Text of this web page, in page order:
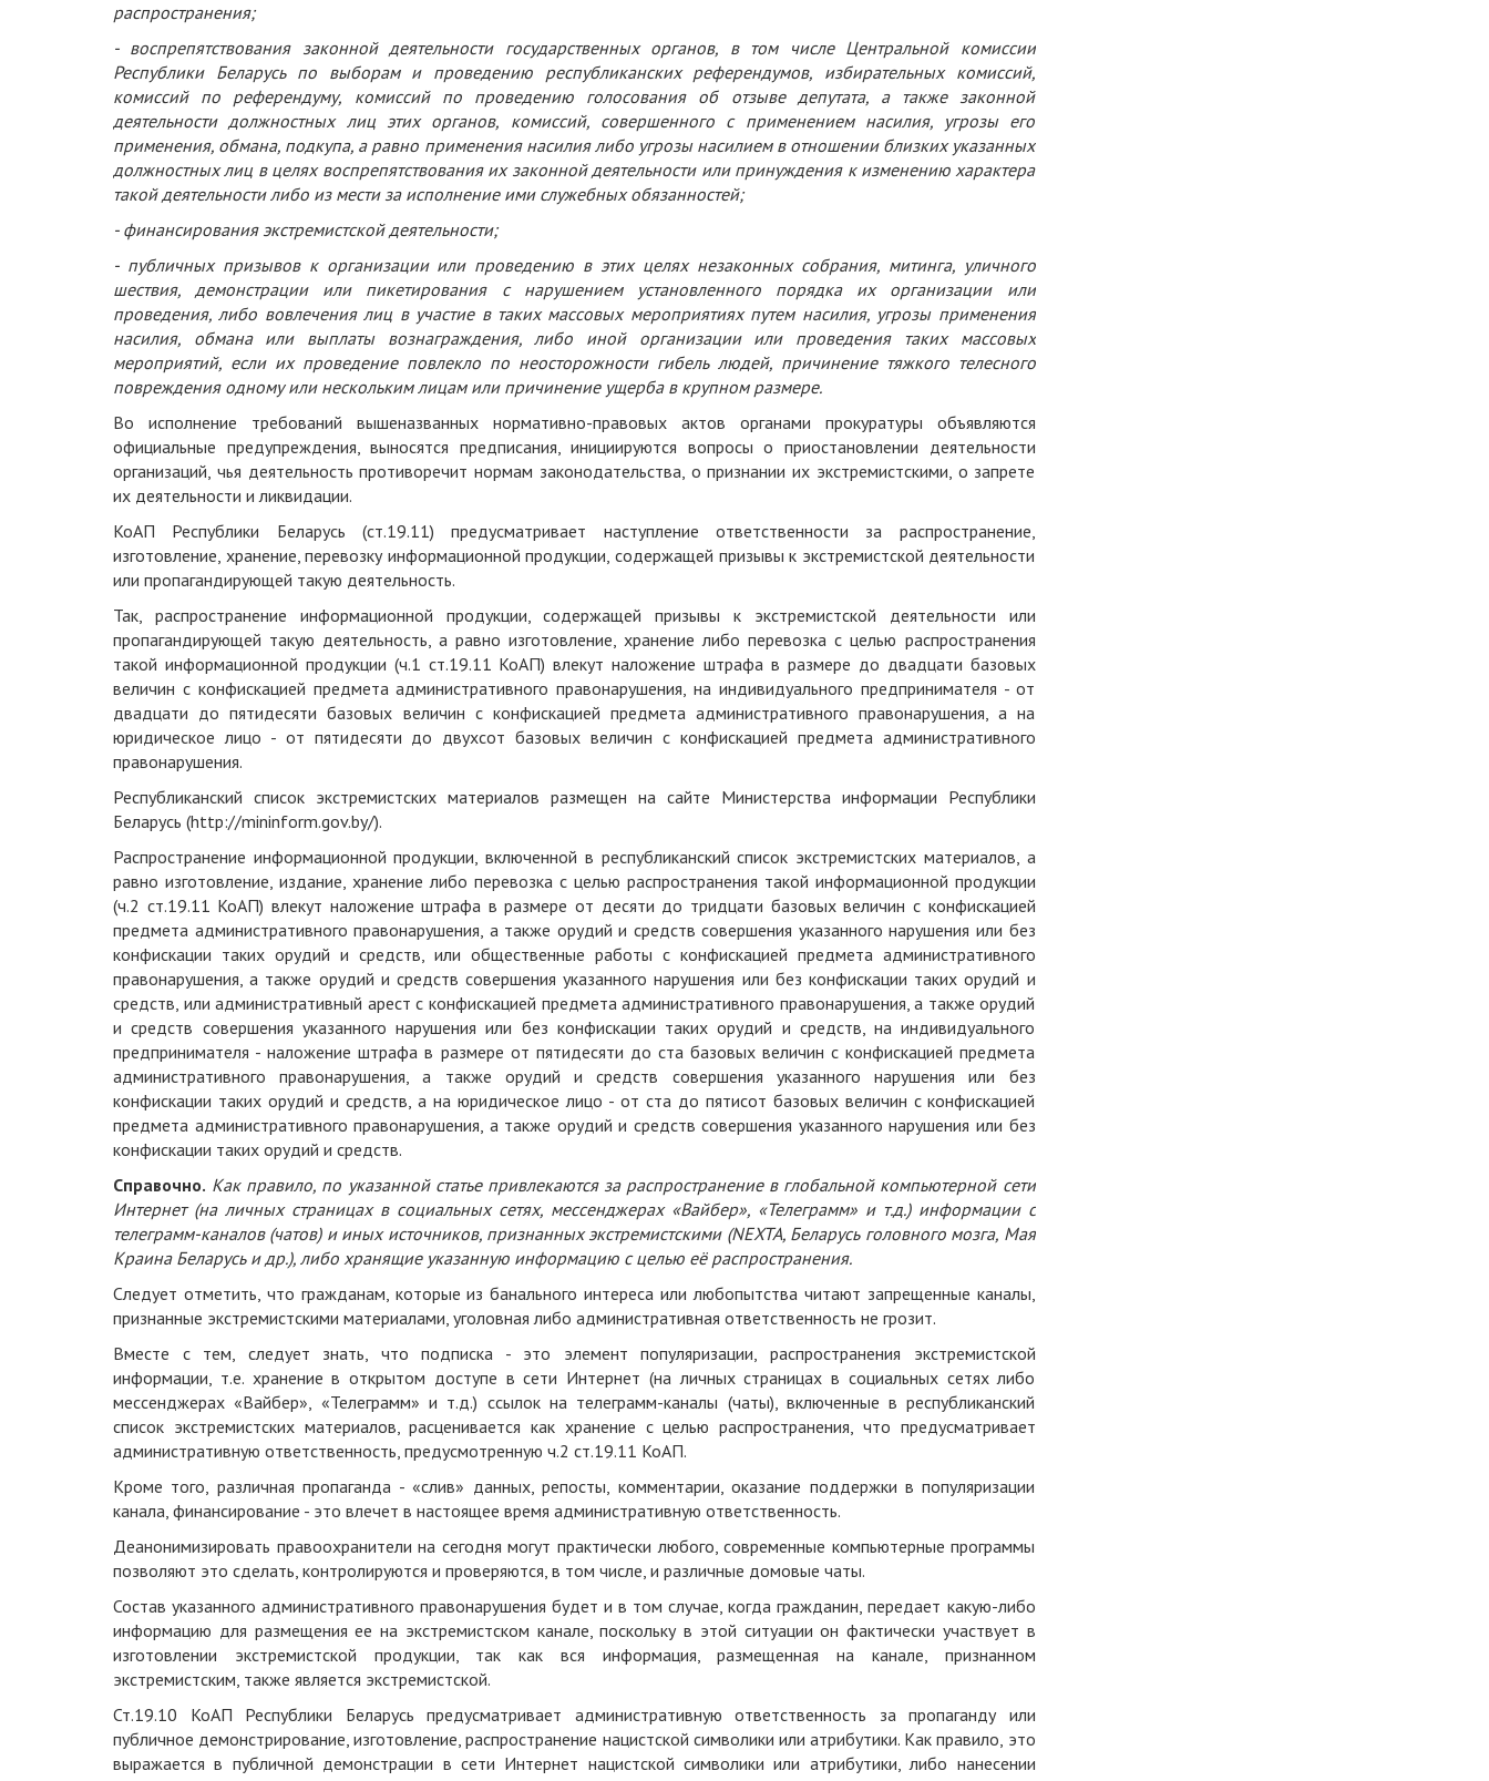
распространения;
- воспрепятствования законной деятельности государственных органов, в том числе Центральной комиссии
Республики Беларусь по выборам и проведению республиканских референдумов, избирательных комиссий,
комиссий по референдуму, комиссий по проведению голосования об отзыве депутата, а также законной
деятельности должностных лиц этих органов, комиссий, совершенного с применением насилия, угрозы его
применения, обмана, подкупа, а равно применения насилия либо угрозы насилием в отношении близких указанных
должностных лиц в целях воспрепятствования их законной деятельности или принуждения к изменению характера
такой деятельности либо из мести за исполнение ими служебных обязанностей;
- финансирования экстремистской деятельности;
- публичных призывов к организации или проведению в этих целях незаконных собрания, митинга, уличного
шествия, демонстрации или пикетирования с нарушением установленного порядка их организации или
проведения, либо вовлечения лиц в участие в таких массовых мероприятиях путем насилия, угрозы применения
насилия, обмана или выплаты вознаграждения, либо иной организации или проведения таких массовых
мероприятий, если их проведение повлекло по неосторожности гибель людей, причинение тяжкого телесного
повреждения одному или нескольким лицам или причинение ущерба в крупном размере.
Во исполнение требований вышеназванных нормативно-правовых актов органами прокуратуры объявляются
официальные предупреждения, выносятся предписания, инициируются вопросы о приостановлении деятельности
организаций, чья деятельность противоречит нормам законодательства, о признании их экстремистскими, о запрете
их деятельности и ликвидации.
КоАП Республики Беларусь (ст.19.11) предусматривает наступление ответственности за распространение,
изготовление, хранение, перевозку информационной продукции, содержащей призывы к экстремистской деятельности
или пропагандирующей такую деятельность.
Так, распространение информационной продукции, содержащей призывы к экстремистской деятельности или
пропагандирующей такую деятельность, а равно изготовление, хранение либо перевозка с целью распространения
такой информационной продукции (ч.1 ст.19.11 КоАП) влекут наложение штрафа в размере до двадцати базовых
величин с конфискацией предмета административного правонарушения, на индивидуального предпринимателя - от
двадцати до пятидесяти базовых величин с конфискацией предмета административного правонарушения, а на
юридическое лицо - от пятидесяти до двухсот базовых величин с конфискацией предмета административного
правонарушения.
Республиканский список экстремистских материалов размещен на сайте Министерства информации Республики
Беларусь (http://mininform.gov.by/).
Распространение информационной продукции, включенной в республиканский список экстремистских материалов, а
равно изготовление, издание, хранение либо перевозка с целью распространения такой информационной продукции
(ч.2 ст.19.11 КоАП) влекут наложение штрафа в размере от десяти до тридцати базовых величин с конфискацией
предмета административного правонарушения, а также орудий и средств совершения указанного нарушения или без
конфискации таких орудий и средств, или общественные работы с конфискацией предмета административного
правонарушения, а также орудий и средств совершения указанного нарушения или без конфискации таких орудий и
средств, или административный арест с конфискацией предмета административного правонарушения, а также орудий
и средств совершения указанного нарушения или без конфискации таких орудий и средств, на индивидуального
предпринимателя - наложение штрафа в размере от пятидесяти до ста базовых величин с конфискацией предмета
административного правонарушения, а также орудий и средств совершения указанного нарушения или без
конфискации таких орудий и средств, а на юридическое лицо - от ста до пятисот базовых величин с конфискацией
предмета административного правонарушения, а также орудий и средств совершения указанного нарушения или без
конфискации таких орудий и средств.
Справочно. Как правило, по указанной статье привлекаются за распространение в глобальной компьютерной сети
Интернет (на личных страницах в социальных сетях, мессенджерах «Вайбер», «Телеграмм» и т.д.) информации с
телеграмм-каналов (чатов) и иных источников, признанных экстремистскими (NEXTA, Беларусь головного мозга, Мая
Краина Беларусь и др.), либо хранящие указанную информацию с целью её распространения.
Следует отметить, что гражданам, которые из банального интереса или любопытства читают запрещенные каналы,
признанные экстремистскими материалами, уголовная либо административная ответственность не грозит.
Вместе с тем, следует знать, что подписка - это элемент популяризации, распространения экстремистской
информации, т.е. хранение в открытом доступе в сети Интернет (на личных страницах в социальных сетях либо
мессенджерах «Вайбер», «Телеграмм» и т.д.) ссылок на телеграмм-каналы (чаты), включенные в республиканский
список экстремистских материалов, расценивается как хранение с целью распространения, что предусматривает
административную ответственность, предусмотренную ч.2 ст.19.11 КоАП.
Кроме того, различная пропаганда - «слив» данных, репосты, комментарии, оказание поддержки в популяризации
канала, финансирование - это влечет в настоящее время административную ответственность.
Деанонимизировать правоохранители на сегодня могут практически любого, современные компьютерные программы
позволяют это сделать, контролируются и проверяются, в том числе, и различные домовые чаты.
Состав указанного административного правонарушения будет и в том случае, когда гражданин, передает какую-либо
информацию для размещения ее на экстремистском канале, поскольку в этой ситуации он фактически участвует в
изготовлении экстремистской продукции, так как вся информация, размещенная на канале, признанном
экстремистским, также является экстремистской.
Ст.19.10 КоАП Республики Беларусь предусматривает административную ответственность за пропаганду или
публичное демонстрирование, изготовление, распространение нацистской символики или атрибутики. Как правило, это
выражается в публичной демонстрации в сети Интернет нацистской символики или атрибутики, либо нанесении